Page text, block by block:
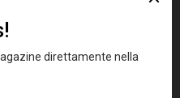
obbligazionari
Ciò ha delle
politica monetaria.